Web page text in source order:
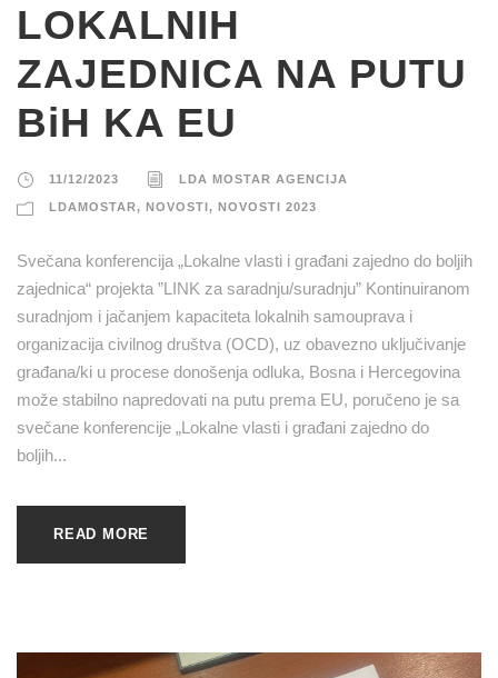
LOKALNIH
ZAJEDNICA NA PUTU
BiH KA EU
11/12/2023 LDA MOSTAR AGENCIJA
LDAMOSTAR, NOVOSTI, NOVOSTI 2023
Svečana konferencija „Lokalne vlasti i građani zajedno do boljih
zajednica“ projekta ”LINK za saradnju/suradnju” Kontinuiranom
suradnjom i jačanjem kapaciteta lokalnih samouprava i
organizacija civilnog društva (OCD), uz obavezno uključivanje
građana/ki u procese donošenja odluka, Bosna i Hercegovina
može stabilno napredovati na putu prema EU, poručeno je sa
svečane konferencije „Lokalne vlasti i građani zajedno do
boljih...
READ MORE